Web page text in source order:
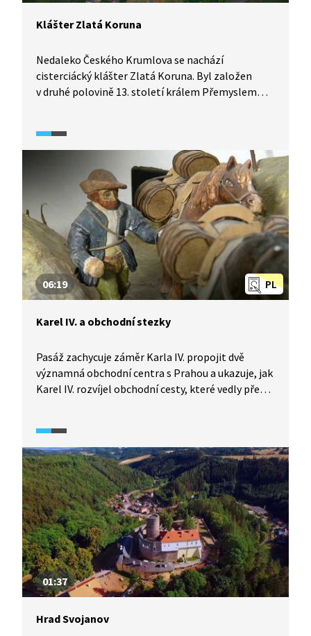
Klášter Zlatá Koruna
Nedaleko Českého Krumlova se nachází
cisterciácký klášter Zlatá Koruna. Byl založen
v druhé polovině 13. století králem Přemyslem
a později Rožmberků. Jak se v boji o moc
PL
06:19
Karel IV. a obchodní stezky
Pasáž zachycuje záměr Karla IV. propojit dvě
významná obchodní centra s Prahou a ukazuje, jak
Karel IV. rozvíjel obchodní cesty, které vedly přes
vypadaly.
01:37
Hrad Svojanov